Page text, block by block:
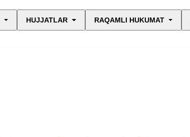
HUJJATLAR RAQAMLI HUKUMAT